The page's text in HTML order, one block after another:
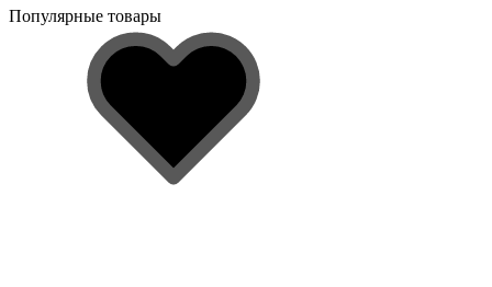
Популярные товары